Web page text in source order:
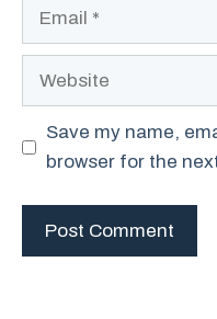
Website
Save my name,
browser for the